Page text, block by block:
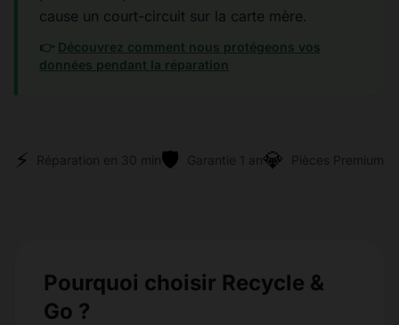
cause un court-circuit sur la carte mère.
👉 Découvrez comment nous protégeons vos
données pendant la réparation
⚡ Réparation en 30 min🛡️ Garantie 1 an💎 Pièces Premium
Pourquoi choisir Recycle &
Go ?